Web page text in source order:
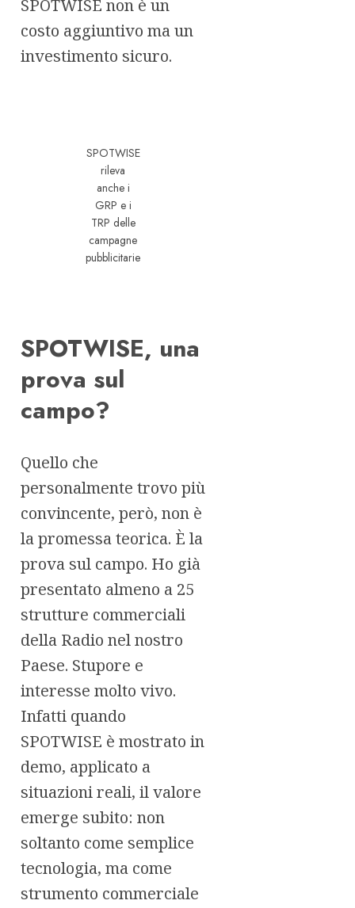
SPOTWISE non è un
costo aggiuntivo ma un
investimento sicuro.
SPOTWISE
rileva
anche i
GRP e i
TRP delle
campagne
pubblicitarie
SPOTWISE, una
prova sul
campo?
Quello che
personalmente trovo più
convincente, però, non è
la promessa teorica. È la
prova sul campo. Ho già
presentato almeno a 25
strutture commerciali
della Radio nel nostro
Paese. Stupore e
interesse molto vivo.
Infatti quando
SPOTWISE è mostrato in
demo, applicato a
situazioni reali, il valore
emerge subito: non
soltanto come semplice
tecnologia, ma come
strumento commerciale